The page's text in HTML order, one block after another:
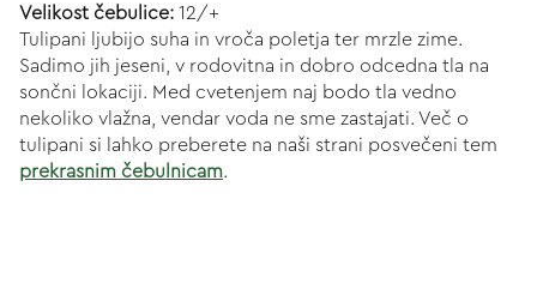
Velikost čebulice: 12/+
Tulipani ljubijo suha in vroča poletja ter mrzle zime.
Sadimo jih jeseni, v rodovitna in dobro odcedna tla na
sončni lokaciji. Med cvetenjem naj bodo tla vedno
nekoliko vlažna, vendar voda ne sme zastajati. Več o
tulipani si lahko preberete na naši strani posvečeni tem
prekrasnim čebulnicam.